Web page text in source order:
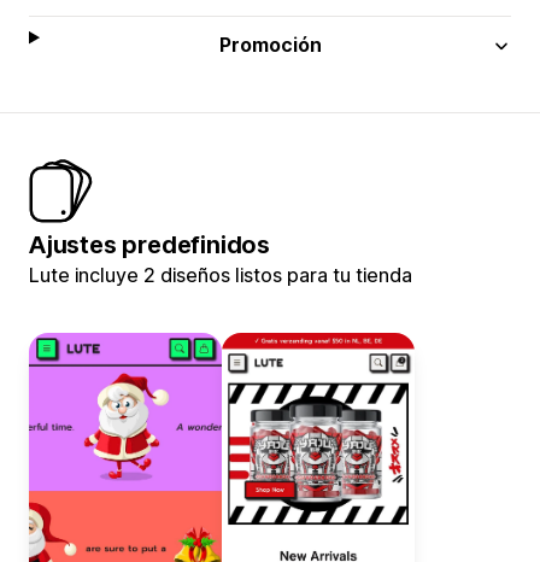
Promoción
Ajustes predefinidos
Lute incluye 2 diseños listos para tu tienda